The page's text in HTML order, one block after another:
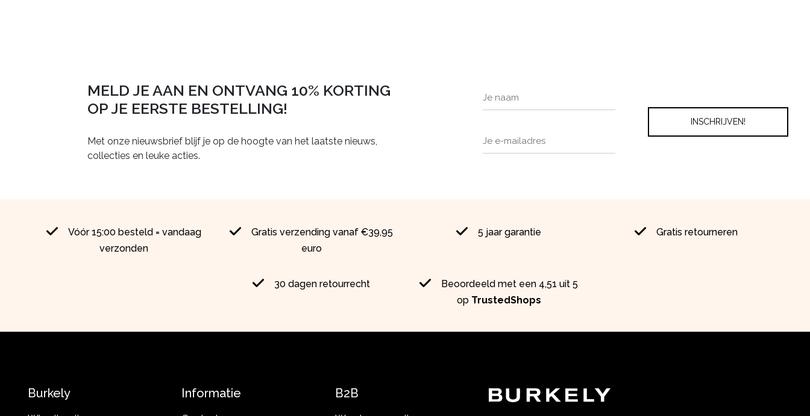
MELD JE AAN EN ONTVANG 10% KORTING
OP JE EERSTE BESTELLING!
Met onze nieuwsbrief blijf je op de hoogte van het laatste nieuws,
collecties en leuke acties.
Vóór 15:00 besteld = vandaag
verzonden
Gratis verzending vanaf €39,95
euro
5 jaar garantie Gratis retourneren
30 dagen retourrecht
Beoordeeld met een 4,51 uit 5
op TrustedShops
Burkely Informatie B2B